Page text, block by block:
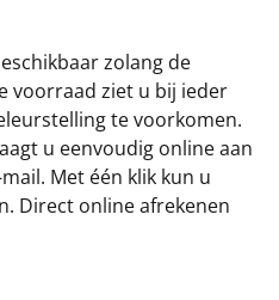
zolang de
voorraad ziet u bij ieder
te voorkomen.
u eenvoudig online aan
Met één klik kun u
Direct online afrekenen